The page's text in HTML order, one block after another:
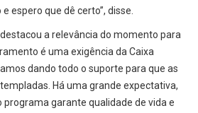
espero que dê certo”, disse.
a relevância do momento para
é uma exigência da Caixa
dando todo o suporte para que as
Há uma grande expectativa,
programa garante qualidade de vida e